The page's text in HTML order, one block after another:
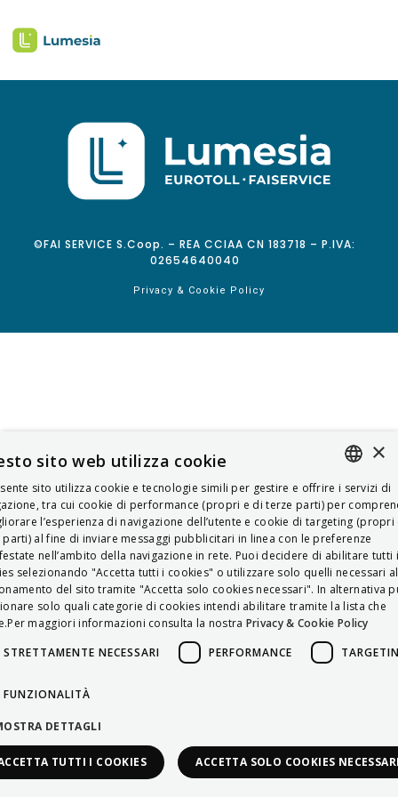
©FAI SERVICE S.Coop. – REA CCIAA CN 183718 – P.IVA:
02654640040
Privacy & Cookie Policy
ITALIAN
ENGLISH
FRENCH
HUNGARIAN
DEUTSCH
POLSKI
×
sito web utilizza cookie
sito utilizza cookie e tecnologie simili per gestire e offrire i servizi di
tra cui cookie di performance (propri e di terze parti) per
l’esperienza di navigazione dell’utente e cookie di targeting (propri
parti) al fine di inviare messaggi pubblicitari in linea con le preferenze
nell’ambito della navigazione in rete. Puoi decidere di abilitare tutti i
selezionando "Accetta tutti i cookies" o utilizzare solo quelli necessari al
del sito tramite "Accetta solo cookies necessari". In alternativa
solo quali categorie di cookies intendi abilitare tramite la lista che
maggiori informazioni consulta la nostra Privacy & Cookie Policy
STRETTAMENTE NECESSARI
PERFORMANCE
FUNZIONALITÀ
DETTAGLI
TUTTI I COOKIES ACCETTA SOLO COOKIES